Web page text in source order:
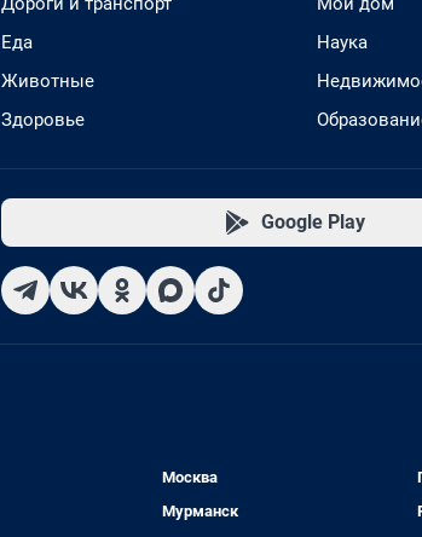
Еда
Животные
Здоровье
Наука
Google Play
Москва
Мурманск